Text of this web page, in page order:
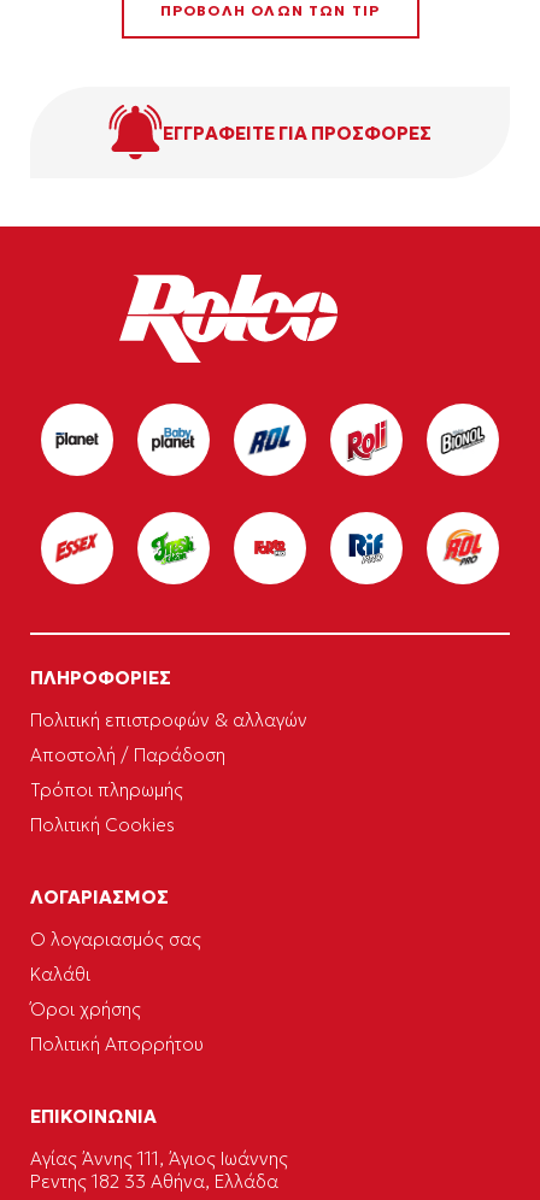
ΠΡΟΒΟΛΗ ΟΛΩΝ ΤΩΝ TIP
ΕΓΓΡΑΦΕΙΤΕ ΓΙΑ ΠΡΟΣΦΟΡΕΣ
ΠΛΗΡΟΦΟΡΙΕΣ
Πολιτική επιστροφών & αλλαγών
Αποστολή / Παράδοση
Τρόποι πληρωμής
Πολιτική Cookies
ΛΟΓΑΡΙΑΣΜΟΣ
Ο λογαριασμός σας
Καλάθι
Όροι χρήσης
Πολιτική Απορρήτου
ΕΠΙΚΟΙΝΩΝΙΑ
Αγίας Άννης 111, Άγιος Ιωάννης
Ρεντης 182 33 Αθήνα, Ελλάδα